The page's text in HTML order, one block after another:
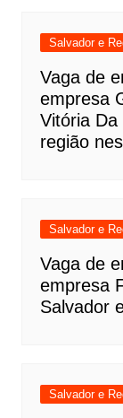
Salvador e
Vaga de
empresa
Vitória
região
Salvador e
Vaga de
empresa
Salvador
Salvador e